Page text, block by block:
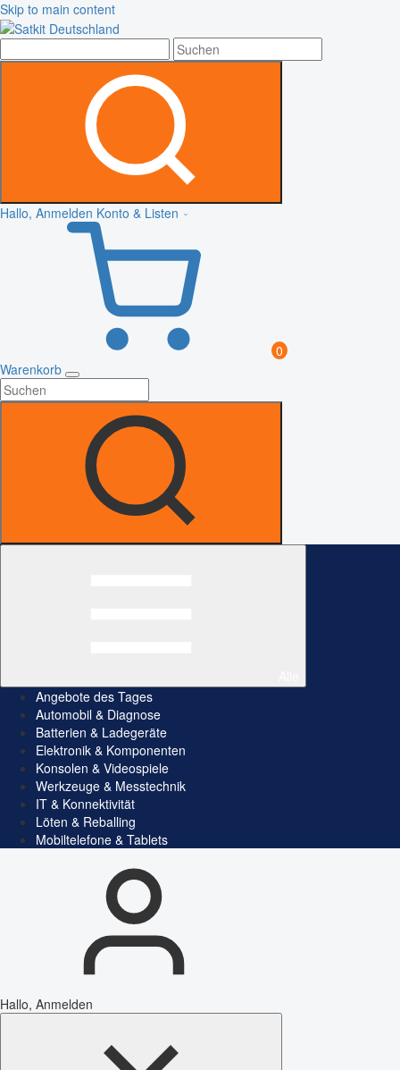
Skip to main content
Hallo, Anmelden Konto & Listen
0
Warenkorb
Angebote des Tages
Automobil & Diagnose
Batterien & Ladegeräte
Elektronik & Komponenten
Konsolen & Videospiele
Werkzeuge & Messtechnik
IT & Konnektivität
Löten & Reballing
Mobiltelefone & Tablets
Hallo, Anmelden